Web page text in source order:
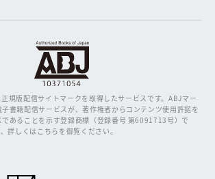
規版配信サイトマークを取得したサービスです。ABJマー
書籍配信サービスが、著作権者からコンテンツ使用許諾を
あることを示す登録商標（登録番号 第6091713号）で
詳しくはこちらを御覧ください。